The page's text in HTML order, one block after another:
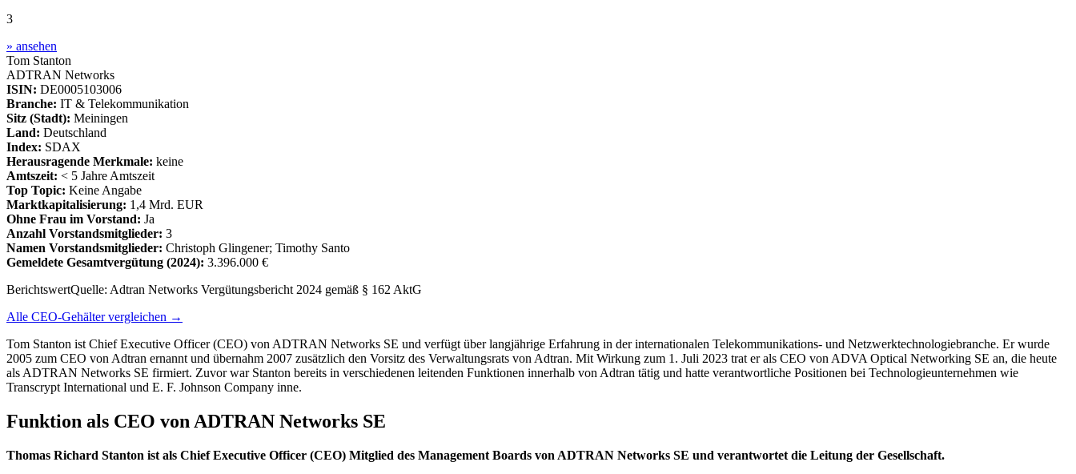
3
» ansehen
Tom Stanton
ADTRAN Networks
ISIN: DE0005103006
Branche: IT & Telekommunikation
Sitz (Stadt): Meiningen
Land: Deutschland
Index: SDAX
Herausragende Merkmale: keine
Amtszeit: < 5 Jahre Amtszeit
Top Topic: Keine Angabe
Marktkapitalisierung: 1,4 Mrd. EUR
Ohne Frau im Vorstand: Ja
Anzahl Vorstandsmitglieder: 3
Namen Vorstandsmitglieder: Christoph Glingener; Timothy Santo
Gemeldete Gesamtvergütung (2024): 3.396.000 €
BerichtswertQuelle: Adtran Networks Vergütungsbericht 2024 gemäß § 162 AktG
Alle CEO-Gehälter vergleichen →
Tom Stanton ist Chief Executive Officer (CEO) von ADTRAN Networks SE und verfügt über langjährige Erfahrung in der internationalen Telekommunikations- und Netzwerktechnologiebranche. Er wurde
2005 zum CEO von Adtran ernannt und übernahm 2007 zusätzlich den Vorsitz des Verwaltungsrats von Adtran. Mit Wirkung zum 1. Juli 2023 trat er als CEO von ADVA Optical Networking SE an, die heute
als ADTRAN Networks SE firmiert. Zuvor war Stanton bereits in verschiedenen leitenden Funktionen innerhalb von Adtran tätig und hatte verantwortliche Positionen bei Technologieunternehmen wie
Transcrypt International und E. F. Johnson Company inne.
Funktion als CEO von ADTRAN Networks SE
Thomas Richard Stanton ist als Chief Executive Officer (CEO) Mitglied des Management Boards von ADTRAN Networks SE und verantwortet die Leitung der Gesellschaft.